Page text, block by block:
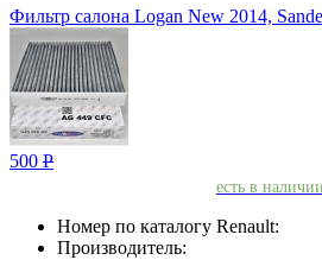
Фильтр салона Logan New 2014,
500 Р
есть в наличии
Номер по каталогу Renault:
Производитель: